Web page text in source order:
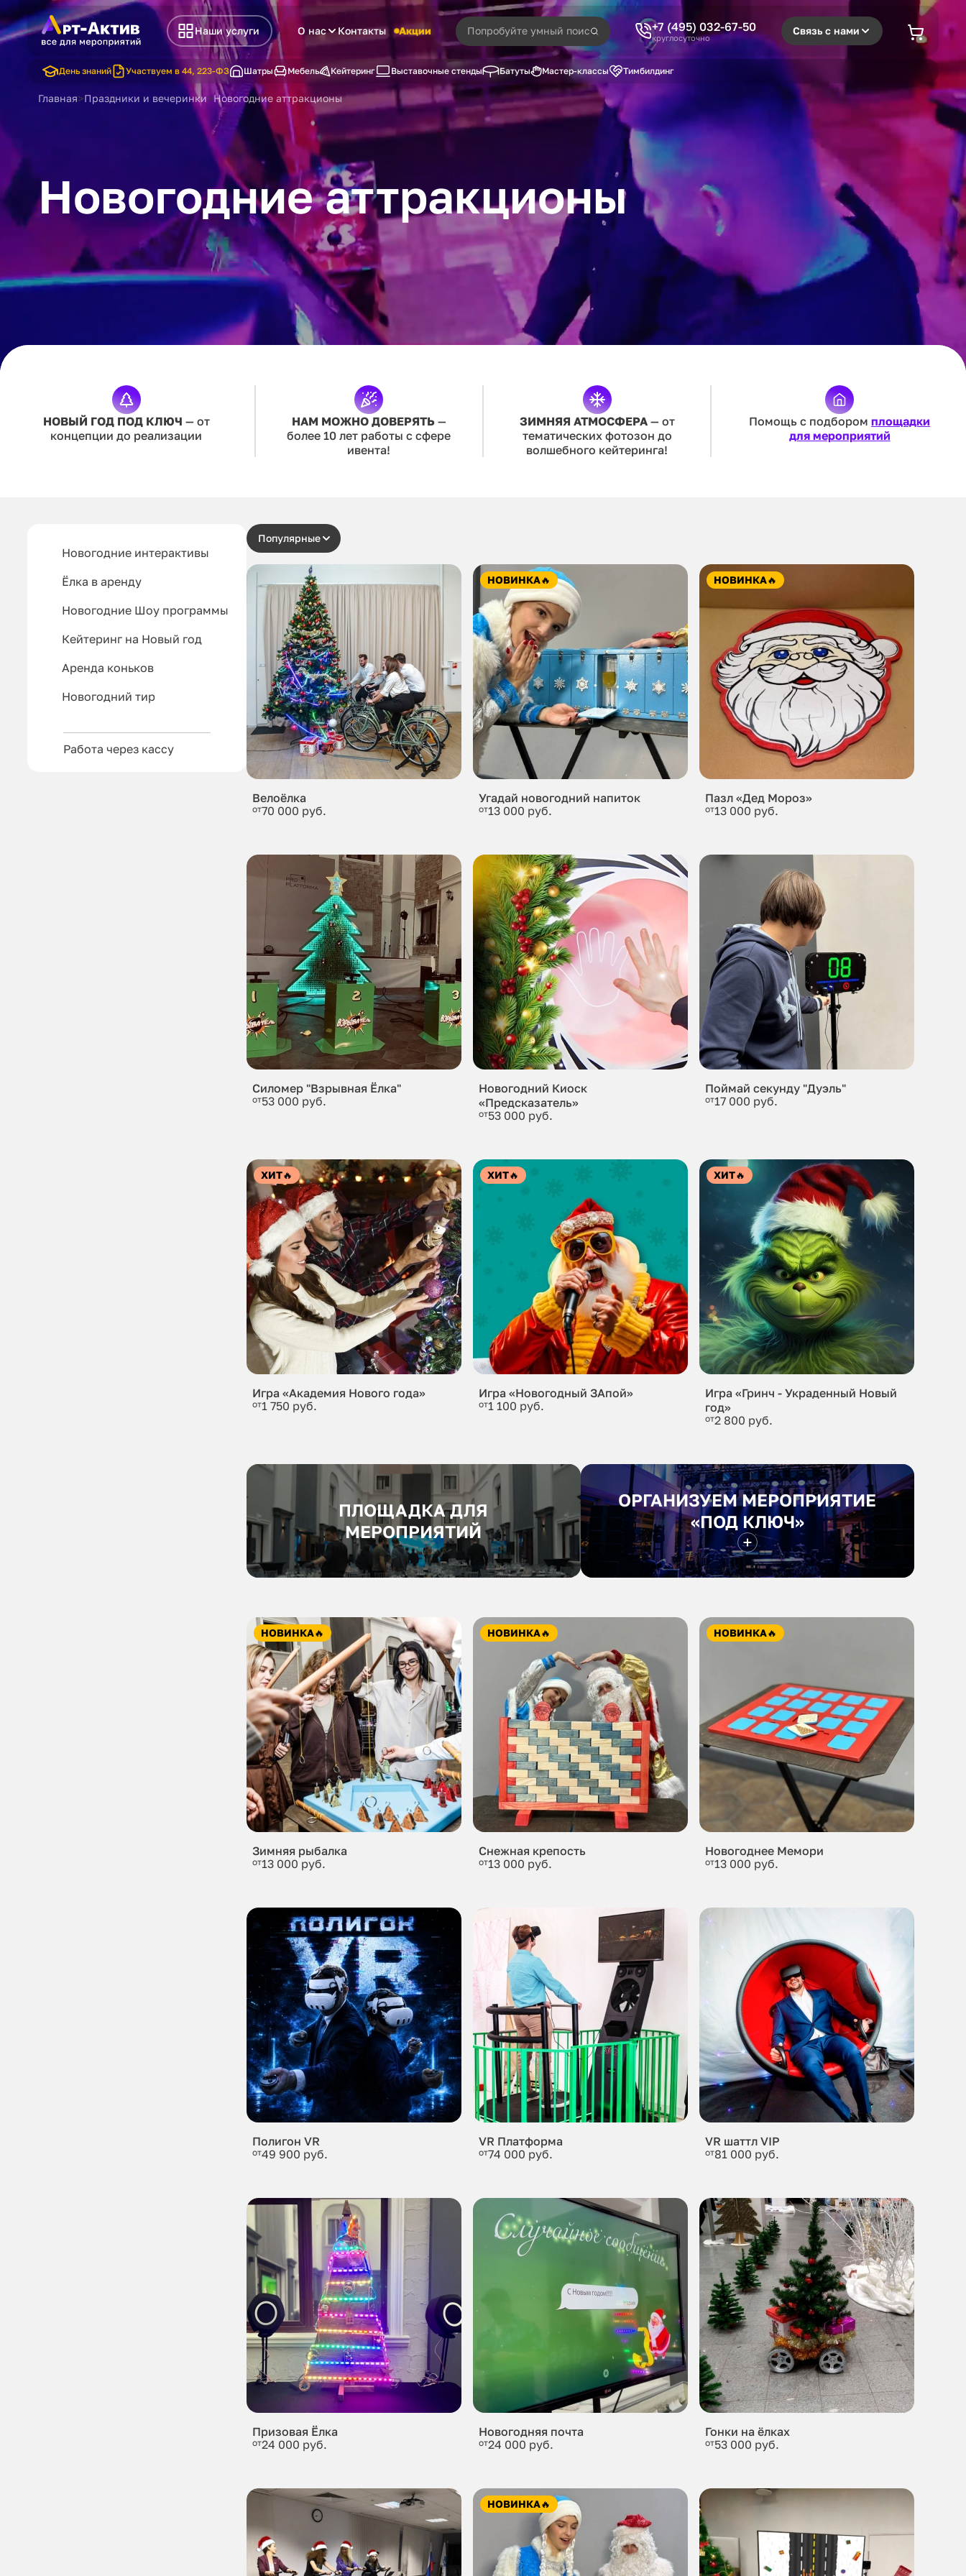
Наши услуги О нас Контакты Акции +7 (495) 032-67-50
круглосуточно
Связь с нами
День знаний Участвуем в 44, 223-ФЗ Шатры Мебель Кейтеринг Выставочные стенды Батуты Мастер-классы Тимбилдинг
Главная>Праздники и вечеринки>Новогодние аттракционы
Новогодние аттракционы
НОВЫЙ ГОД ПОД КЛЮЧ — от
концепции до реализации
НАМ МОЖНО ДОВЕРЯТЬ—
более 10 лет работы с сфере
ивента!
ЗИМНЯЯ АТМОСФЕРА— от
тематических фотозон до
волшебного кейтеринга!
Помощь с подборомплощадки
для мероприятий
Новогодние интерактивы
Ёлка в аренду
Новогодние Шоу программы
Кейтеринг на Новый год
Аренда коньков
Новогодний тир
Работа через кассу
Популярные
Велоёлка
от70 000 руб.
НОВИНКА🔥
Угадай новогодний напиток
от13 000 руб.
НОВИНКА🔥
Пазл «Дед Мороз»
от13 000 руб.
Силомер "Взрывная Ёлка"
от53 000 руб.
Новогодний Киоск
«Предсказатель»
от53 000 руб.
Поймай секунду "Дуэль"
от17 000 руб.
ХИТ🔥
Игра «Академия Нового года»
от1 750 руб.
ХИТ🔥
Игра «Новогодный ЗАпой»
от1 100 руб.
ХИТ🔥
Игра «Гринч - Украденный Новый
год»
от2 800 руб.
ПЛОЩАДКА ДЛЯ
МЕРОПРИЯТИЙ
ОРГАНИЗУЕМ МЕРОПРИЯТИЕ
«ПОД КЛЮЧ»
НОВИНКА🔥
Зимняя рыбалка
от13 000 руб.
НОВИНКА🔥
Снежная крепость
от13 000 руб.
НОВИНКА🔥
Новогоднее Мемори
от13 000 руб.
Полигон VR
от49 900 руб.
VR Платформа
от74 000 руб.
VR шаттл VIP
от81 000 руб.
Призовая Ёлка
от24 000 руб.
Новогодняя почта
от24 000 руб.
Гонки на ёлках
от53 000 руб.
НОВИНКА🔥